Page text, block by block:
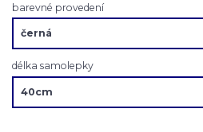
barevné provedení
délka samolepky